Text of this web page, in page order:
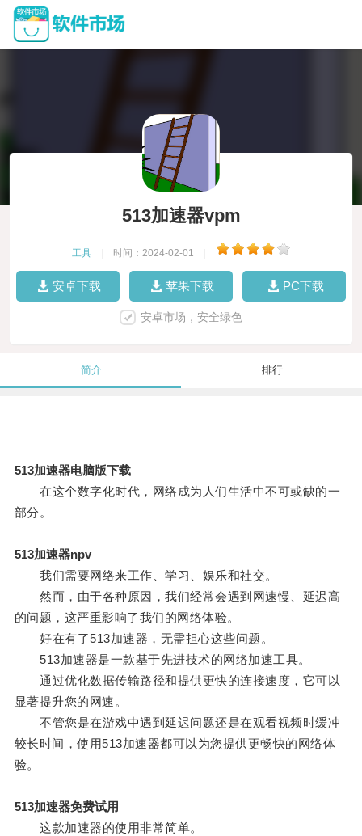
513加速器vpm
工具 时间：2024-02-01
安卓下载 苹果下载 PC下载
安卓市场，安全绿色
简介 排行
513加速器电脑版下载
在这个数字化时代，网络成为人们生活中不可或缺的一
部分。
513加速器npv
我们需要网络来工作、学习、娱乐和社交。
然而，由于各种原因，我们经常会遇到网速慢、延迟高
的问题，这严重影响了我们的网络体验。
好在有了513加速器，无需担心这些问题。
513加速器是一款基于先进技术的网络加速工具。
通过优化数据传输路径和提供更快的连接速度，它可以
显著提升您的网速。
不管您是在游戏中遇到延迟问题还是在观看视频时缓冲
较长时间，使用513加速器都可以为您提供更畅快的网络体
验。
513加速器免费试用
这款加速器的使用非常简单。